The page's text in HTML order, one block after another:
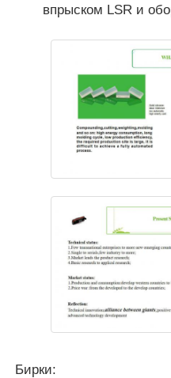
впрыском LSR и
Бирки: